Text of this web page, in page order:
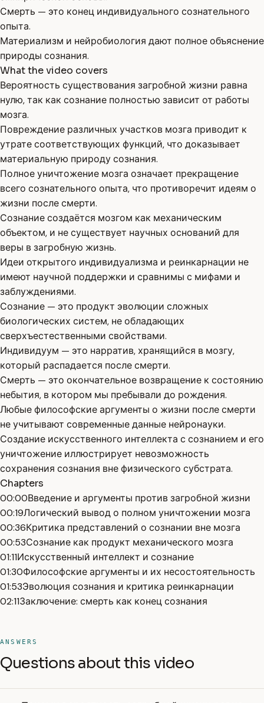
Смерть — это конец индивидуального сознательного
опыта.
Материализм и нейробиология дают полное объяснение
природы сознания.
What the video covers
Вероятность существования загробной жизни равна
нулю, так как сознание полностью зависит от работы
мозга.
Повреждение различных участков мозга приводит к
утрате соответствующих функций, что доказывает
материальную природу сознания.
Полное уничтожение мозга означает прекращение
всего сознательного опыта, что противоречит идеям о
жизни после смерти.
Сознание создаётся мозгом как механическим
объектом, и не существует научных оснований для
веры в загробную жизнь.
Идеи открытого индивидуализма и реинкарнации не
имеют научной поддержки и сравнимы с мифами и
заблуждениями.
Сознание — это продукт эволюции сложных
биологических систем, не обладающих
сверхъестественными свойствами.
Индивидуум — это нарратив, хранящийся в мозгу,
который распадается после смерти.
Смерть — это окончательное возвращение к состоянию
небытия, в котором мы пребывали до рождения.
Любые философские аргументы о жизни после смерти
не учитывают современные данные нейронауки.
Создание искусственного интеллекта с сознанием и его
уничтожение иллюстрирует невозможность
сохранения сознания вне физического субстрата.
Chapters
00:00Введение и аргументы против загробной жизни
00:19Логический вывод о полном уничтожении мозга
00:36Критика представлений о сознании вне мозга
00:53Сознание как продукт механического мозга
01:11Искусственный интеллект и сознание
01:30Философские аргументы и их несостоятельность
01:53Эволюция сознания и критика реинкарнации
02:11Заключение: смерть как конец сознания
ANSWERS
Questions about this video